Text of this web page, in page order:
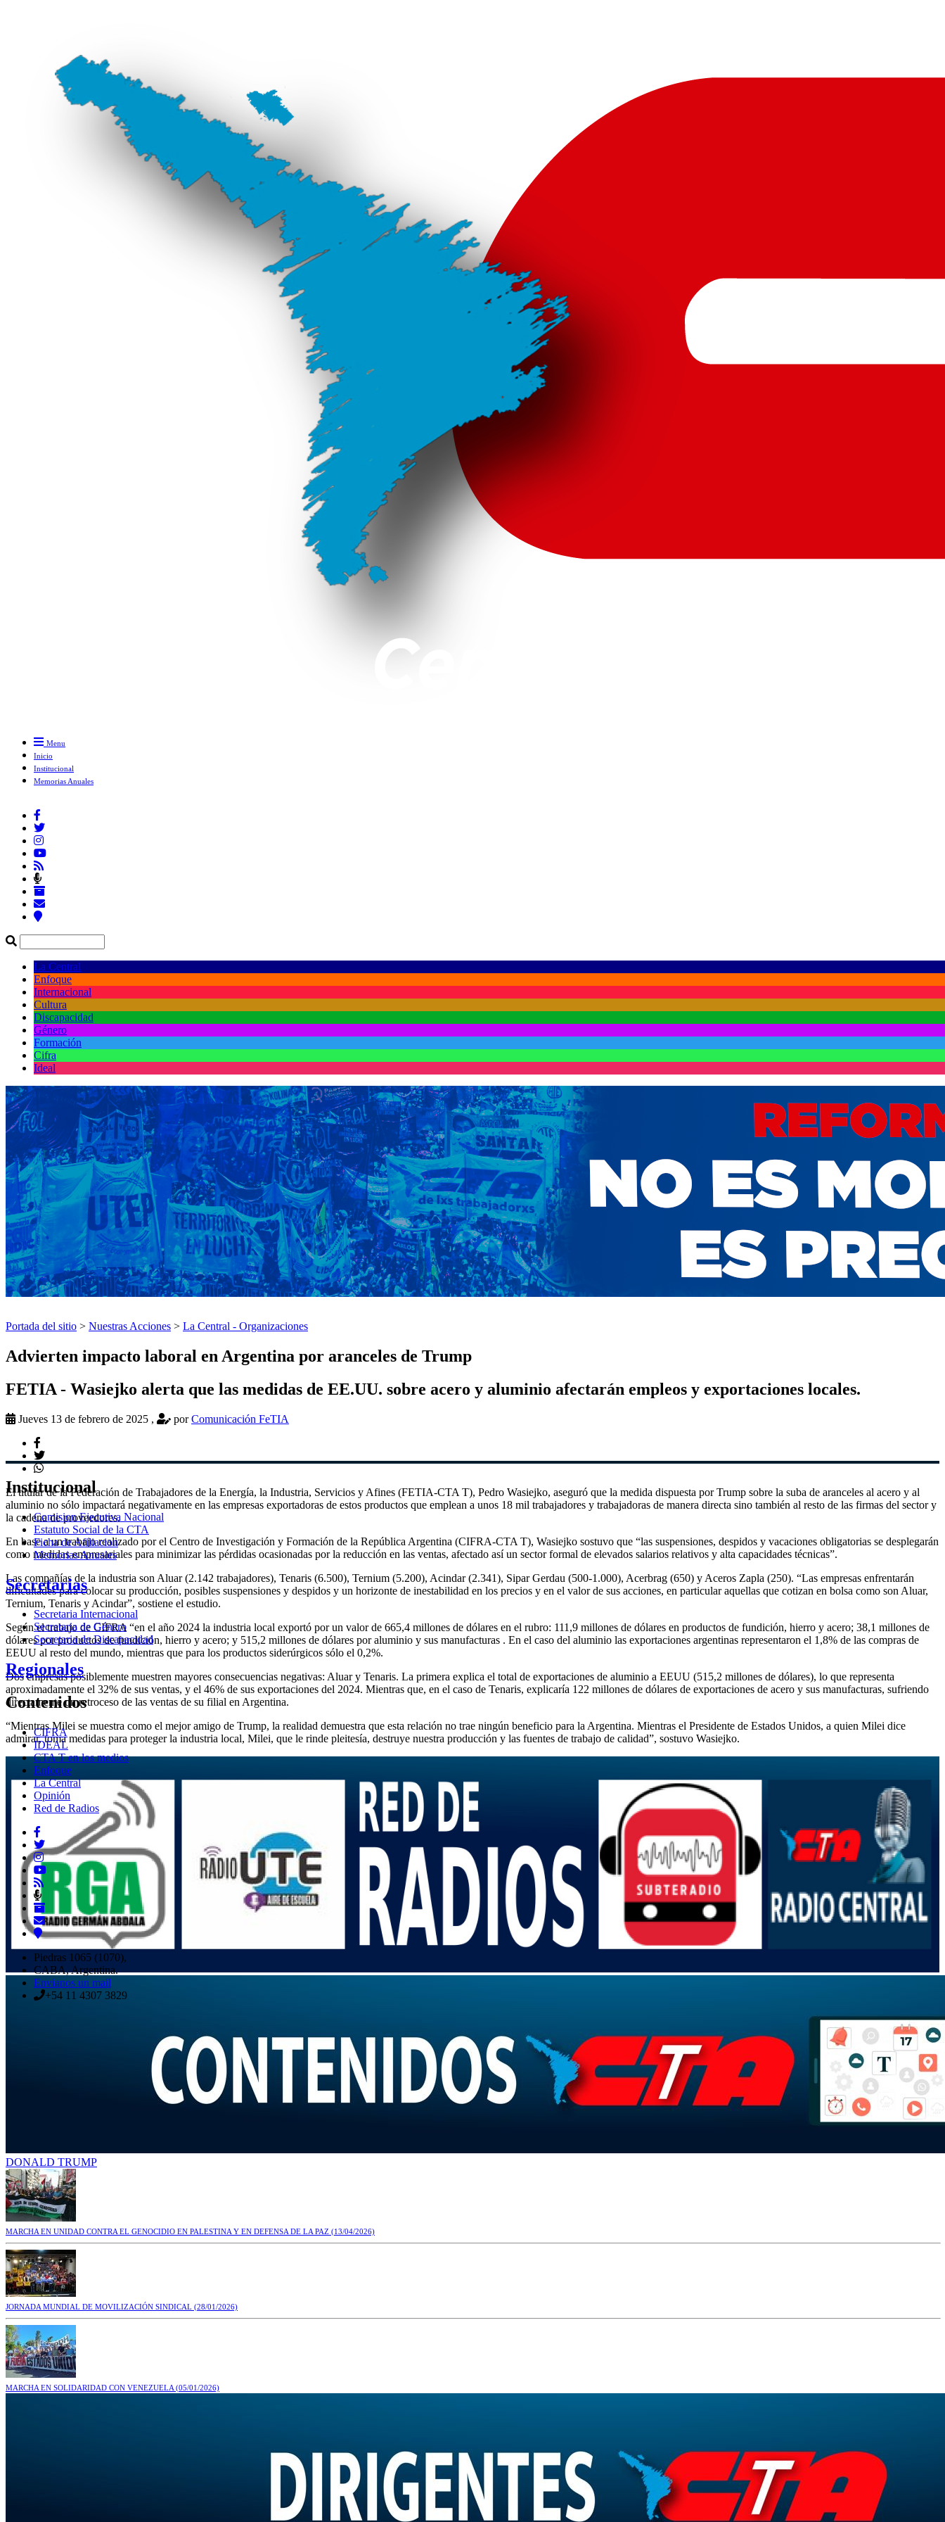
Menu
Inicio
Institucional
Memorias Anuales
La Central
Enfoque
Internacional
Cultura
Discapacidad
Género
Formación
Cifra
Ideal
Portada del sitio > Nuestras Acciones > La Central - Organizaciones
Advierten impacto laboral en Argentina por aranceles de Trump
FETIA - Wasiejko alerta que las medidas de EE.UU. sobre acero y aluminio afectarán empleos y exportaciones locales.
Jueves 13 de febrero de 2025 , porComunicación FeTIA
El titular de la Federación de Trabajadores de la Energía, la Industria, Servicios y Afines (FETIA-CTA T), Pedro Wasiejko, aseguró que la medida dispuesta por Trump sobre la suba de aranceles al acero y al
aluminio no sólo impactará negativamente en las empresas exportadoras de estos productos que emplean a unos 18 mil trabajadores y trabajadoras de manera directa sino también al resto de las firmas del sector y
la cadena de proveedores.
En base a un trabajo realizado por el Centro de Investigación y Formación de la República Argentina (CIFRA-CTA T), Wasiejko sostuvo que “las suspensiones, despidos y vacaciones obligatorias se desplegarán
como medidas empresariales para minimizar las pérdidas ocasionadas por la reducción en las ventas, afectado así un sector formal de elevados salarios relativos y alta capacidades técnicas”.
Las compañías de la industria son Aluar (2.142 trabajadores), Tenaris (6.500), Ternium (5.200), Acindar (2.341), Sipar Gerdau (500-1.000), Acerbrag (650) y Aceros Zapla (250). “Las empresas enfrentarán
dificultades para colocar su producción, posibles suspensiones y despidos y un horizonte de inestabilidad en los precios y en el valor de sus acciones, en particular aquellas que cotizan en bolsa como son Aluar,
Ternium, Tenaris y Acindar”, sostiene el estudio.
Según el trabajo de CIFRA “en el año 2024 la industria local exportó por un valor de 665,4 millones de dólares en el rubro: 111,9 millones de dólares en productos de fundición, hierro y acero; 38,1 millones de
dólares por productos de fundición, hierro y acero; y 515,2 millones de dólares por aluminio y sus manufacturas . En el caso del aluminio las exportaciones argentinas representaron el 1,8% de las compras de
EEUU al resto del mundo, mientras que para los productos siderúrgicos sólo el 0,2%.
Dos empresas posiblemente muestren mayores consecuencias negativas: Aluar y Tenaris. La primera explica el total de exportaciones de aluminio a EEUU (515,2 millones de dólares), lo que representa
aproximadamente el 32% de sus ventas, y el 46% de sus exportaciones del 2024. Mientras que, en el caso de Tenaris, explicaría 122 millones de dólares de exportaciones de acero y sus manufacturas, sufriendo
directamente un retroceso de las ventas de su filial en Argentina.
“Mientras Milei se muestra como el mejor amigo de Trump, la realidad demuestra que esta relación no trae ningún beneficio para la Argentina. Mientras el Presidente de Estados Unidos, a quien Milei dice
admirar, toma medidas para proteger la industria local, Milei, que le rinde pleitesía, destruye nuestra producción y las fuentes de trabajo de calidad”, sostuvo Wasiejko.
DONALD TRUMP
MARCHA EN UNIDAD CONTRA EL GENOCIDIO EN PALESTINA Y EN DEFENSA DE LA PAZ (13/04/2026)
JORNADA MUNDIAL DE MOVILIZACIÓN SINDICAL (28/01/2026)
MARCHA EN SOLIDARIDAD CON VENEZUELA (05/01/2026)
Institucional
Comision Ejecutiva Nacional
Estatuto Social de la CTA
Ficha de Afiliacion
Memorias Anuales
Secretarias
Secretaria Internacional
Secretaria de Género
Secretaria de Discapacidad
Regionales
Contenidos
CIFRA
IDEAL
CTA T en los medios
Enfoque
La Central
Opinión
Red de Radios
Piedras 1065 (1070),
CABA, Argentina.
Envianos un mail
+54 11 4307 3829